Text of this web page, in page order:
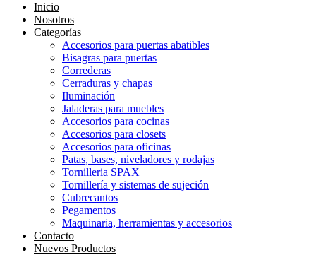
Inicio
Nosotros
Categorías
Accesorios para puertas abatibles
Bisagras para puertas
Correderas
Cerraduras y chapas
Iluminación
Jaladeras para muebles
Accesorios para cocinas
Accesorios para closets
Accesorios para oficinas
Patas, bases, niveladores y rodajas
Tornilleria SPAX
Tornillería y sistemas de sujeción
Cubrecantos
Pegamentos
Maquinaria, herramientas y accesorios
Contacto
Nuevos Productos